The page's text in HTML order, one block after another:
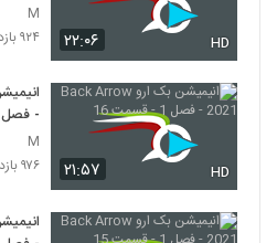
۲۲:۰۶ HD
M
۹۲۴ بازدید
۲۱:۵۷ HD
- فصل 1 - قسمت 16
M
۹۷۶ بازدید